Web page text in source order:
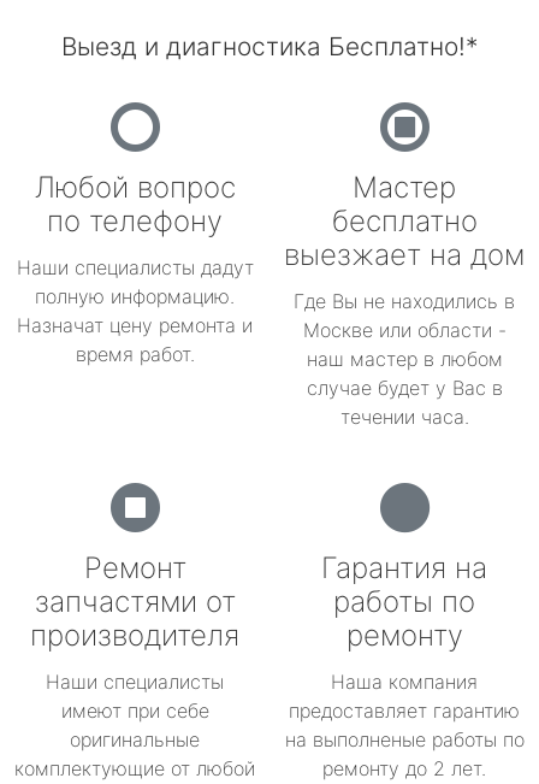
Выезд и диагностика Бесплатно!*
Любой вопрос
по телефону
Наши специалисты дадут
полную информацию.
Назначат цену ремонта и
время работ.
Мастер
бесплатно
выезжает на дом
Где Вы не находились в
Москве или области -
наш мастер в любом
случае будет у Вас в
течении часа.
Ремонт
запчастями от
производителя
Наши специалисты
имеют при себе
оригинальные
комплектующие от любой
Гарантия на
работы по
ремонту
Наша компания
предоставляет гарантию
на выполненые работы по
ремонту до 2 лет.